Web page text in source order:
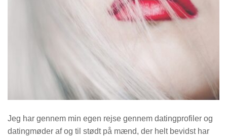
Jeg har gennem min egen rejse gennem datingprofiler og
datingmøder af og til stødt på mænd, der helt bevidst har